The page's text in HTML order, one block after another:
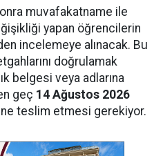
muvafakatname ile
yapan öğrencilerin
incelemeye alınacak. Bu
doğrulamak
belgesi veya adlarına
geç 14 Ağustos 2026
teslim etmesi gerekiyor.